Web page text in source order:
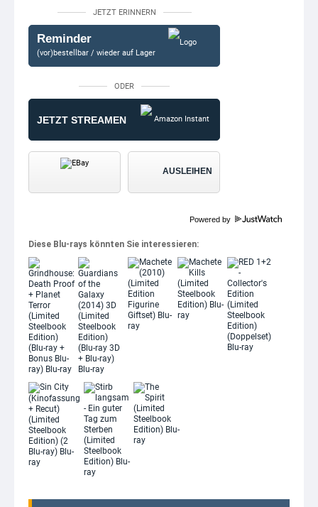
JETZT ERINNERN
Reminder
(vor)bestellbar / wieder auf Lager
ODER
JETZT STREAMEN
AUSLEIHEN
Powered by
Diese Blu-rays könnten Sie interessieren: